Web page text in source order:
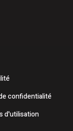
confidentialité
d'utilisation